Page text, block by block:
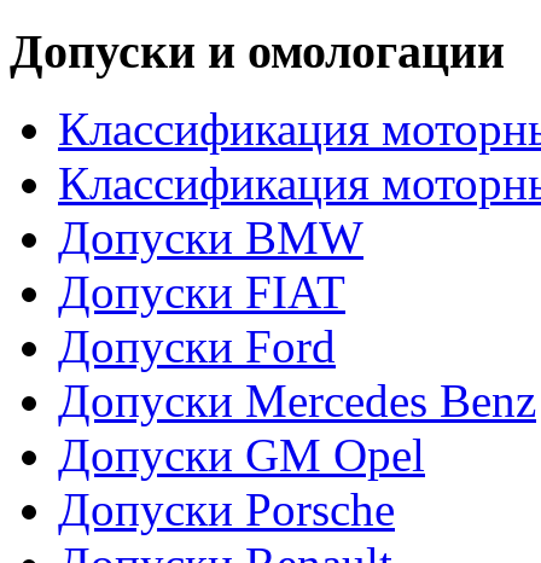
Допуски и омологации
Классификация
Классификация
Допуски BMW
Допуски FIAT
Допуски Ford
Допуски Mercedes Benz
Допуски GM Opel
Допуски Porsche